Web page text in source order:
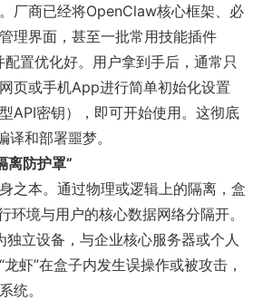
厂商已经将OpenClaw核心框架、必
理界面，甚至一批常用技能插件
配置优化好。用户拿到手后，通常只
页或手机App进行简单初始化设置
API密钥），即可开始使用。这彻底
译和部署噩梦。
离防护罩”
之本。通过物理或逻辑上的隔离，盒
环境与用户的核心数据网络分隔开。
独立设备，与企业核心服务器或个人
虾”在盒子内发生误操作或被攻击，
统。